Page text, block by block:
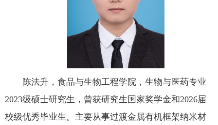
陈法升，食品与生物工程学院，生物与医药专业
2023级硕士研究生，曾获研究生国家奖学金和2026届
校级优秀毕业生。主要从事过渡金属有机框架纳米材